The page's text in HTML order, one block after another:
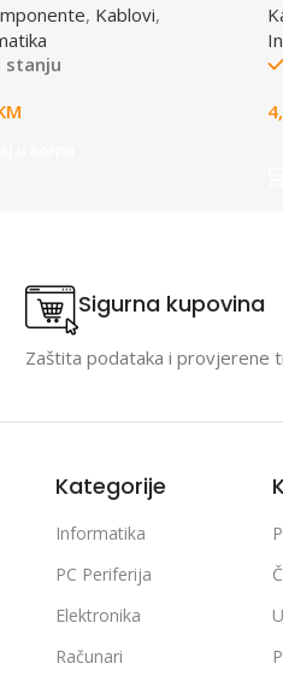
to 2x male
, Kablovi,
stanju
Sigurna kupovina
Zaštita podataka i provjerene
Kategorije
Informatika
PC Periferija
Elektronika
Računari